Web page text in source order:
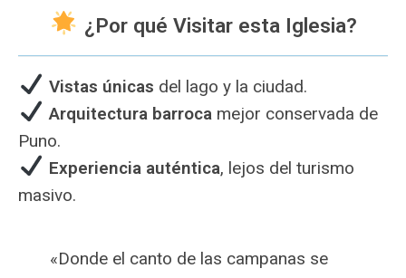
¿Por qué Visitar esta Iglesia?
Vistas únicas del lago y la ciudad.
Arquitectura barrocamejor conservada de
Puno.
Experiencia auténtica, lejos del turismo
masivo.
«Donde el canto de las campanas se